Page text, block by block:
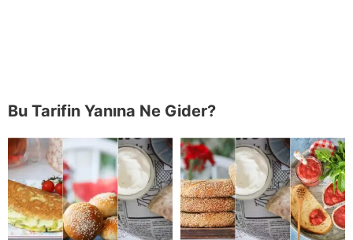
Bu Tarifin Yanına Ne Gider?